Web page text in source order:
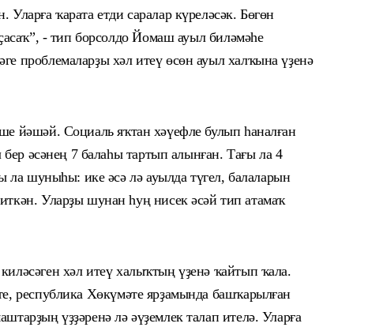
ҡарата етди саралар күреләсәк. Бөгөн
”, - тип борсолдо Йомаш ауыл биләмәһе
проблемаларҙы хәл итеү өсөн ауыл халҡына үҙенә
йәшәй. Социаль яҡтан хәүефле булып һаналған
бер әсәнең 7 балаһы тартып алынған. Тағы ла 4
ла шуныһы: ике әсә лә ауылда түгел, балаларын
Уларҙы шунан һуң нисек әсәй тип атамаҡ
хәл итеү халыҡтың үҙенә ҡайтып ҡала.
, республика Хөкүмәте ярҙамында башҡарылған
үҙҙәренә ләәүҙемлекталап ителә. Уларға